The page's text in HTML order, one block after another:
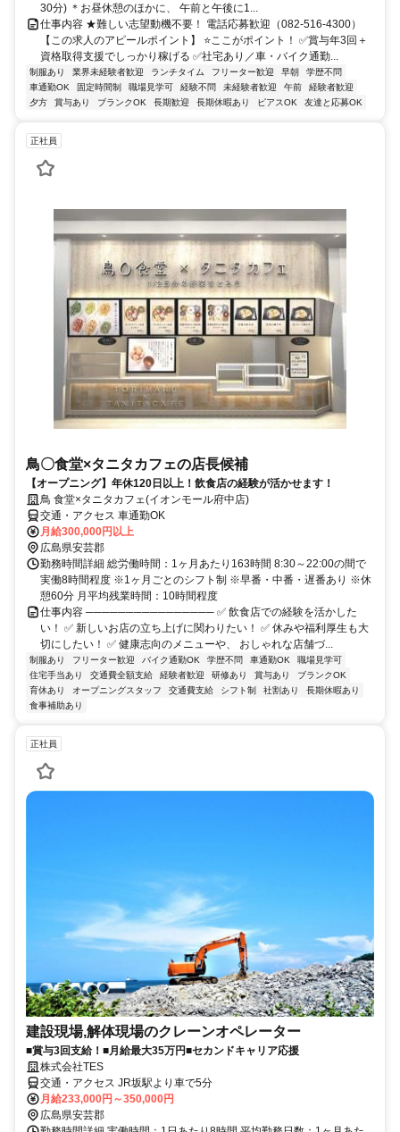
30分) ＊お昼休憩のほかに、 午前と午後に1...
仕事内容 ★難しい志望動機不要！ 電話応募歓迎（082-516-4300）
【この求人のアピールポイント】 ⭐ここがポイント！ ✅賞与年3回＋
資格取得支援でしっかり稼げる ✅社宅あり／車・バイク通勤...
制服あり 業界未経験者歓迎 ランチタイム フリーター歓迎 早朝
学歴不問
車通勤OK
固定時間制 職場見学可 経験不問 未経験者歓迎 午前
経験者歓迎
夕方
賞与あり ブランクOK 長期歓迎 長期休暇あり ピアスOK 友達と応募OK
正社員
鳥〇食堂×タニタカフェの店長候補
【オープニング】年休120日以上！飲食店の経験が活かせます！
鳥 食堂×タニタカフェ(イオンモール府中店)
交通・アクセス 車通勤OK
月給300,000円以上
広島県安芸郡
勤務時間詳細 総労働時間：1ヶ月あたり163時間 8:30～22:00の間で
実働8時間程度 ※1ヶ月ごとのシフト制 ※早番・中番・遅番あり ※休
憩60分 月平均残業時間：10時間程度
仕事内容 ──────────────── ✅ 飲食店での経験を活かした
い！ ✅ 新しいお店の立ち上げに関わりたい！ ✅ 休みや福利厚生も大
切にしたい！ ✅ 健康志向のメニューや、 おしゃれな店舗づ...
制服あり フリーター歓迎 バイク通勤OK 学歴不問 車通勤OK
職場見学可
住宅手当あり
交通費全額支給 経験者歓迎 研修あり 賞与あり
ブランクOK
育休あり
オープニングスタッフ 交通費支給 シフト制 社割あり
長期休暇あり
食事補助あり
正社員
建設現場,解体現場のクレーンオペレーター
■賞与3回支給！■月給最大35万円■セカンドキャリア応援
株式会社TES
交通・アクセス JR坂駅より車で5分
月給233,000円～350,000円
広島県安芸郡